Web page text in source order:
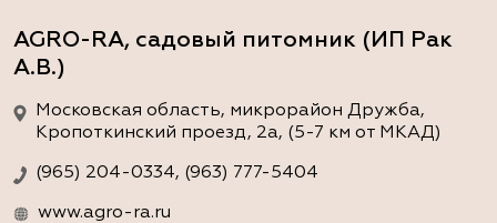
AGRO-RA, садовый питомник (ИП Рак
А.В.)
Московская область, микрорайон Дружба,
Кропоткинский проезд, 2а, (5-7 км от МКАД)
(965) 204-0334, (963) 777-5404
www.agro-ra.ru